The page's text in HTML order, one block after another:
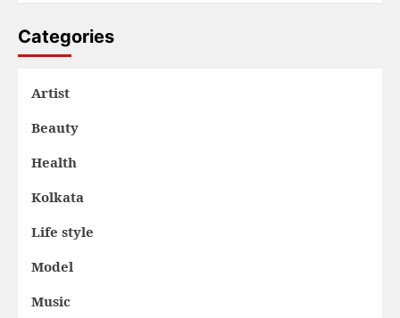
Categories
Artist
Beauty
Health
Kolkata
Life style
Model
Music